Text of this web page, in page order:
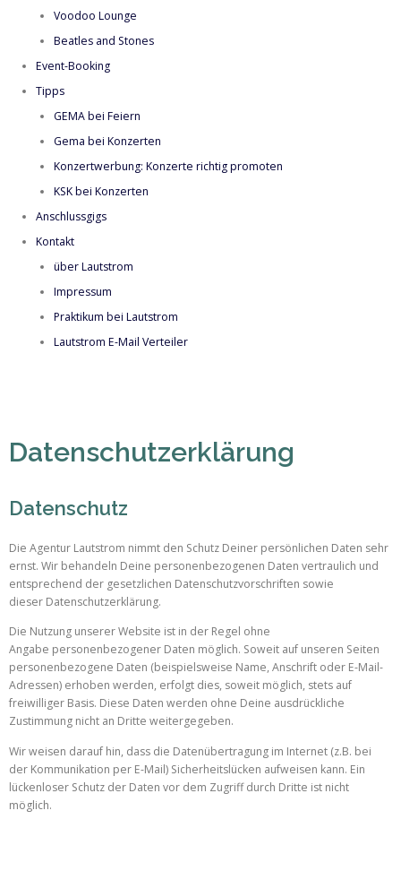
Voodoo Lounge
Beatles and Stones
Event-Booking
Tipps
GEMA bei Feiern
Gema bei Konzerten
Konzertwerbung: Konzerte richtig promoten
KSK bei Konzerten
Anschlussgigs
Kontakt
über Lautstrom
Impressum
Praktikum bei Lautstrom
Lautstrom E-Mail Verteiler
Datenschutzerklärung
Datenschutz
Die Agentur Lautstrom nimmt den Schutz Deiner persönlichen Daten sehr
ernst. Wir behandeln Deine personenbezogenen Daten vertraulich und
entsprechend der gesetzlichen Datenschutzvorschriften sowie
dieser Datenschutzerklärung.
Die Nutzung unserer Website ist in der Regel ohne
Angabe personenbezogener Daten möglich. Soweit auf unseren Seiten
personenbezogene Daten (beispielsweise Name, Anschrift oder E-Mail-
Adressen) erhoben werden, erfolgt dies, soweit möglich, stets auf
freiwilliger Basis. Diese Daten werden ohne Deine ausdrückliche
Zustimmung nicht an Dritte weitergegeben.
Wir weisen darauf hin, dass die Datenübertragung im Internet (z.B. bei
der Kommunikation per E-Mail) Sicherheitslücken aufweisen kann. Ein
lückenloser Schutz der Daten vor dem Zugriff durch Dritte ist nicht
möglich.